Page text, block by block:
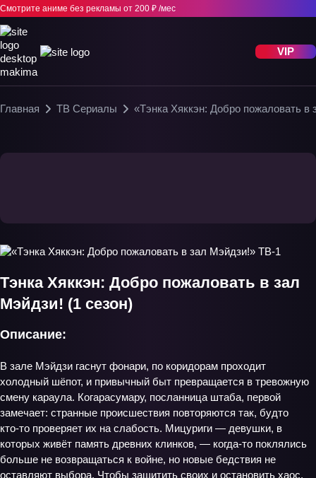
Смотрите аниме без рекламы от 200 ₽ /мес
VIP
Главная ТВ Сериалы «Тэнка Хяккэн: Добро пожаловать
Тэнка Хяккэн: Добро пожаловать в зал
Мэйдзи! (1 сезон)
Описание:
В зале Мэйдзи гаснут фонари, по коридорам проходит
холодный шёпот, и привычный быт превращается в тревожную
смену караула. Когарасумару, посланница штаба, первой
замечает: странные происшествия повторяются так, будто
кто‑то проверяет их на слабость. Мицуриги — девушки, в
которых живёт память древних клинков, — когда‑то поклялись
больше не возвращаться к войне, но новые бедствия не
оставляют выбора. Чтобы защитить своих и остановить хаос,